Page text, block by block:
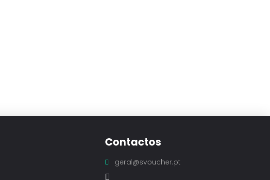
Contactos
geral@svoucher.pt